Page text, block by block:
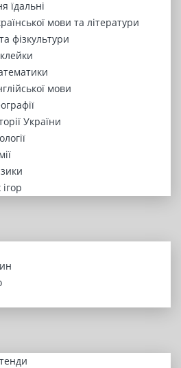
їдальні
мови та літератури
фізкультури
мови
України